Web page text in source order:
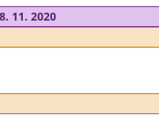
11. 2020